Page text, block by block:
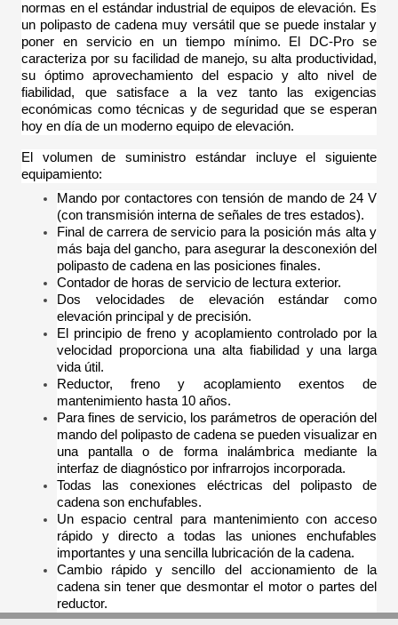
normas en el estándar industrial de equipos de elevación. Es
un polipasto de cadena muy versátil que se puede instalar y
poner en servicio en un tiempo mínimo. El DC-Pro se
caracteriza por su facilidad de manejo, su alta productividad,
su óptimo aprovechamiento del espacio y alto nivel de
fiabilidad, que satisface a la vez tanto las exigencias
económicas como técnicas y de seguridad que se esperan
hoy en día de un moderno equipo de elevación.
El volumen de suministro estándar incluye el siguiente
equipamiento:
Mando por contactores con tensión de mando de 24 V
(con transmisión interna de señales de tres estados).
Final de carrera de servicio para la posición más alta y
más baja del gancho, para asegurar la desconexión del
polipasto de cadena en las posiciones finales.
Contador de horas de servicio de lectura exterior.
Dos velocidades de elevación estándar como
elevación principal y de precisión.
El principio de freno y acoplamiento controlado por la
velocidad proporciona una alta fiabilidad y una larga
vida útil.
Reductor, freno y acoplamiento exentos de
mantenimiento hasta 10 años.
Para fines de servicio, los parámetros de operación del
mando del polipasto de cadena se pueden visualizar en
una pantalla o de forma inalámbrica mediante la
interfaz de diagnóstico por infrarrojos incorporada.
Todas las conexiones eléctricas del polipasto de
cadena son enchufables.
Un espacio central para mantenimiento con acceso
rápido y directo a todas las uniones enchufables
importantes y una sencilla lubricación de la cadena.
Cambio rápido y sencillo del accionamiento de la
cadena sin tener que desmontar el motor o partes del
reductor.